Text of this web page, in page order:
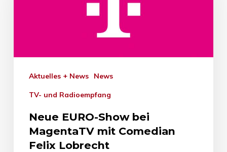
Aktuelles + News News
TV- und Radioempfang
Neue EURO-Show bei
MagentaTV mit Comedian
Felix Lobrecht